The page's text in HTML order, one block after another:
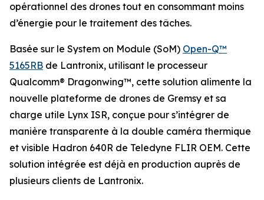
opérationnel des drones tout en consommant moins
d’énergie pour le traitement des tâches.
Basée sur le System on Module (SoM) Open-Q™
5165RB de Lantronix, utilisant le processeur
Qualcomm® Dragonwing™, cette solution alimente la
nouvelle plateforme de drones de Gremsy et sa
charge utile Lynx ISR, conçue pour s’intégrer de
manière transparente à la double caméra thermique
et visible Hadron 640R de Teledyne FLIR OEM. Cette
solution intégrée est déjà en production auprès de
plusieurs clients de Lantronix.